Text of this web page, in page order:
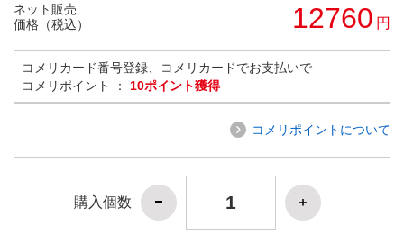
ネット販売
価格（税込）
12760 円
コメリカード番号登録、コメリカードでお支払いで
コメリポイント ： 10ポイント獲得
コメリポイントについて
購入個数